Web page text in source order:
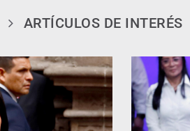
ARTÍCULOS DE INTERÉS